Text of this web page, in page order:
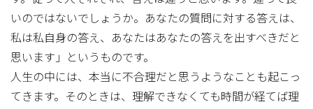
いのではないでしょうか。あなたの質問に対する答えは、
私は私自身の答え、あなたはあなたの答えを出すべきだと
思います」というものです。
人生の中には、本当に不合理だと思うようなことも起こっ
てきます。そのときは、理解できなくても時間が経てば理